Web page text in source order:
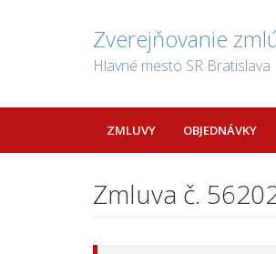
Zverejňovanie
Hlavné mesto SR Bratislava
ZMLUVY OBJEDNÁVKY
Zmluva č.